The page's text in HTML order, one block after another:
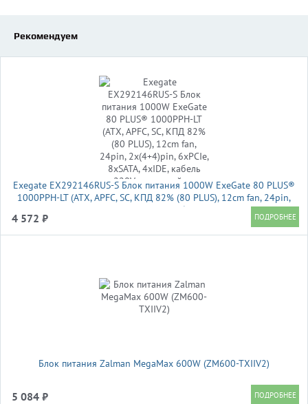
Рекомендуем
Exegate EX292146RUS-S Блок питания 1000W ExeGate 80 PLUS®
1000PPH-LT (ATX, APFC, SC, КПД 82% (80 PLUS), 12cm fan, 24pin,
2x(4+4)pin, 6xPCIe, 8xSATA, 4xIDE, кабель 220V с защитой от
4 572 ₽
Блок питания Zalman MegaMax 600W (ZM600-TXIIV2)
5 084 ₽